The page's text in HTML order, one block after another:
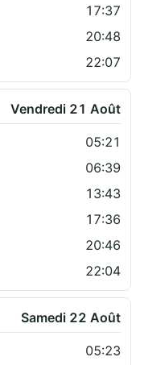
17:37
20:48
22:07
Vendredi 21 Août
05:21
06:39
13:43
17:36
20:46
22:04
Samedi 22 Août
05:23